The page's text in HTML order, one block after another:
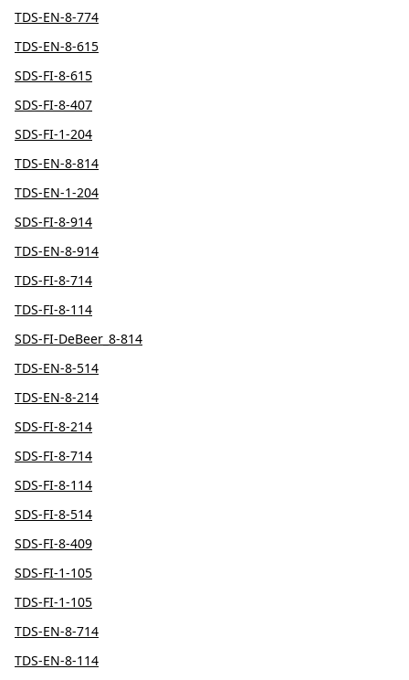
TDS-EN-8-774
TDS-EN-8-615
SDS-FI-8-615
SDS-FI-8-407
SDS-FI-1-204
TDS-EN-8-814
TDS-EN-1-204
SDS-FI-8-914
TDS-EN-8-914
TDS-FI-8-714
TDS-FI-8-114
SDS-FI-DeBeer_8-814
TDS-EN-8-514
TDS-EN-8-214
SDS-FI-8-214
SDS-FI-8-714
SDS-FI-8-114
SDS-FI-8-514
SDS-FI-8-409
SDS-FI-1-105
TDS-FI-1-105
TDS-EN-8-714
TDS-EN-8-114